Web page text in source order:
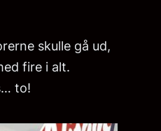
skulle gå ud,
fire i alt.
to!